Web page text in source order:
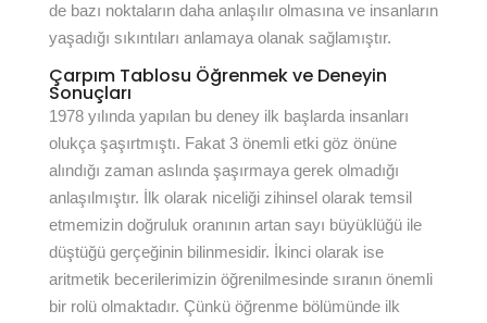
de bazı noktaların daha anlaşılır olmasına ve insanların
yaşadığı sıkıntıları anlamaya olanak sağlamıştır.
Çarpım Tablosu Öğrenmek ve Deneyin
Sonuçları
1978 yılında yapılan bu deney ilk başlarda insanları
olukça şaşırtmıştı. Fakat 3 önemli etki göz önüne
alındığı zaman aslında şaşırmaya gerek olmadığı
anlaşılmıştır. İlk olarak niceliği zihinsel olarak temsil
etmemizin doğruluk oranının artan sayı büyüklüğü ile
düştüğü gerçeğinin bilinmesidir. İkinci olarak ise
aritmetik becerilerimizin öğrenilmesinde sıranın önemli
bir rolü olmaktadır. Çünkü öğrenme bölümünde ilk